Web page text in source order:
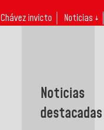
Chávez invicto Noticias ↓
Noticias
destacadas